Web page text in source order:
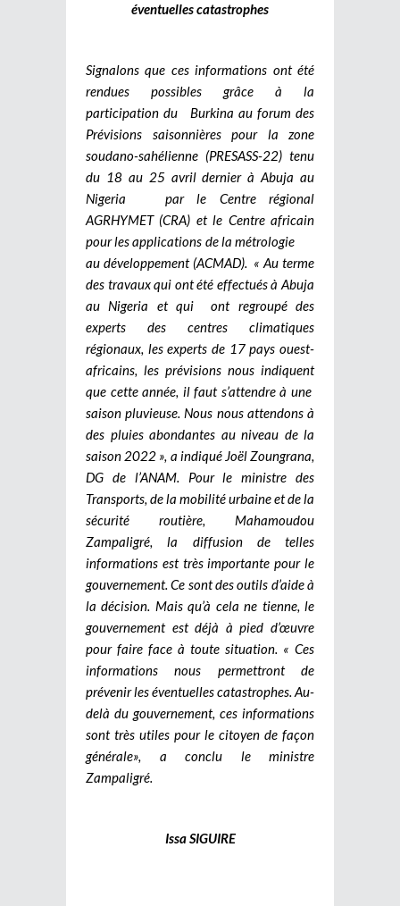
éventuelles catastrophes
Signalons que ces informations ont été
rendues possibles grâce à la
participation du Burkina au forum des
Prévisions saisonnières pour la zone
soudano-sahélienne (PRESASS-22) tenu
du 18 au 25 avril dernier à Abuja au
Nigeria par le Centre régional
AGRHYMET (CRA) et le Centre africain
pour les applications de la métrologie
au développement (ACMAD). « Au terme
des travaux qui ont été effectués à Abuja
au Nigeria et qui ont regroupé des
experts des centres climatiques
régionaux, les experts de 17 pays ouest-
africains, les prévisions nous indiquent
que cette année, il faut s’attendre à une
saison pluvieuse. Nous nous attendons à
des pluies abondantes au niveau de la
saison 2022 », a indiqué Joël Zoungrana,
DG de l’ANAM. Pour le ministre des
Transports, de la mobilité urbaine et de la
sécurité routière, Mahamoudou
Zampaligré, la diffusion de telles
informations est très importante pour le
gouvernement. Ce sont des outils d’aide à
la décision. Mais qu’à cela ne tienne, le
gouvernement est déjà à pied d’œuvre
pour faire face à toute situation. « Ces
informations nous permettront de
prévenir les éventuelles catastrophes. Au-
delà du gouvernement, ces informations
sont très utiles pour le citoyen de façon
générale», a conclu le ministre
Zampaligré.
Issa SIGUIRE